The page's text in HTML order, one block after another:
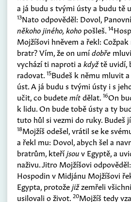
a já budu s tvými ústy a budu tě
13Nato odpověděl: Dovol,
někoho jiného, koho pošleš. 14
Mojžíšovi hněvem a řekl:
bratr? Vím, že on umídobře
vychází ti naproti a kdyžtě uvidí,
radovat. 15Budeš k němu mluvit
úst. A já budu s tvými ústy i s
učit, co budetemítdělat. 16On
k lidu. On bude tobě ústy a ty
tuto hůl si vezmi do ruky. Budeš
18Mojžíš odešel, vrátil se ke
a řekl mu: Dovol, abych šel a
bratrům, kteříjsouv Egyptě, a
naživu. Jitro Mojžíšovi
Hospodin v Midjánu Mojžíšovi
Egypta, protožejižzemřeli
usilovali o život. 20Mojžíš tedy